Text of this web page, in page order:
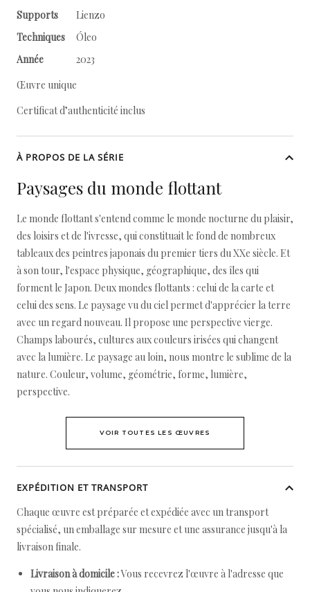
Supports
Lienzo
Techniques
Óleo
Année
2023
Œuvre unique
Certificat d’authenticité inclus
À PROPOS DE LA SÉRIE
Paysages du monde flottant
Le monde flottant s'entend comme le monde nocturne du plaisir,
des loisirs et de l'ivresse, qui constituait le fond de nombreux
tableaux des peintres japonais du premier tiers du XXe siècle. Et
à son tour, l'espace physique, géographique, des îles qui
forment le Japon. Deux mondes flottants : celui de la carte et
celui des sens. Le paysage vu du ciel permet d'apprécier la terre
avec un regard nouveau. Il propose une perspective vierge.
Champs labourés, cultures aux couleurs irisées qui changent
avec la lumière. Le paysage au loin, nous montre le sublime de la
nature. Couleur, volume, géométrie, forme, lumière,
perspective.
VOIR TOUTES LES ŒUVRES
EXPÉDITION ET TRANSPORT
Chaque œuvre est préparée et expédiée avec un transport
spécialisé, un emballage sur mesure et une assurance jusqu'à la
livraison finale.
Livraison à domicile :Vous recevrez l'œuvre à l'adresse que